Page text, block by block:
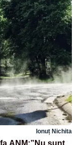
Ionuț Nichita